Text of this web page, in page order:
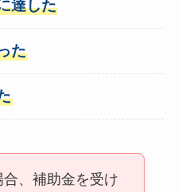
達した
た
合、補助金を受け